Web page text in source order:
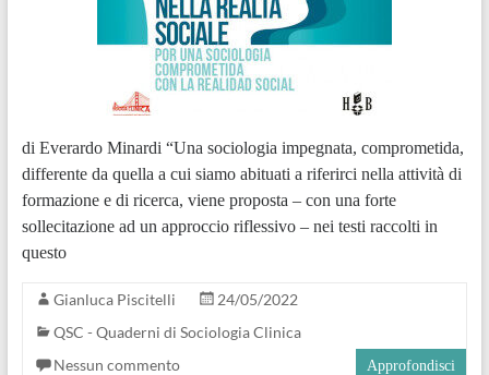
di Everardo Minardi “Una sociologia impegnata, comprometida,
differente da quella a cui siamo abituati a riferirci nella attività di
formazione e di ricerca, viene proposta – con una forte
sollecitazione ad un approccio riflessivo – nei testi raccolti in
questo
Gianluca Piscitelli
24/05/2022
QSC - Quaderni di Sociologia Clinica
Nessun commento
Approfondisci